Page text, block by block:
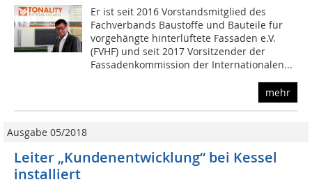
Er ist seit 2016 Vorstandsmitglied des
Fachverbands Baustoffe und Bauteile für
vorgehängte hinterlüftete Fassaden e.V.
(FVHF) und seit 2017 Vorsitzender der
Fassadenkommission der Internationalen...
mehr
Ausgabe 05/2018
Leiter „Kundenentwicklung“ bei Kessel
installiert